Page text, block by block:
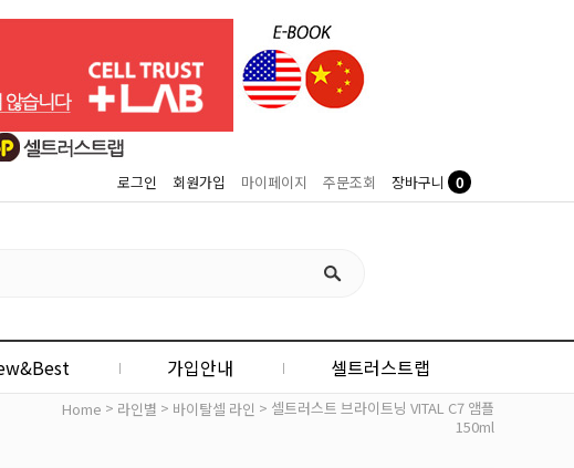
로그인 회원가입 마이페이지 주문조회 장바구니 0
가입안내 셀트러스트랩
Home > 라인별 > 바이탈셀 라인 > 셀트러스트 브라이트닝 VITAL C7 앰플
150ml